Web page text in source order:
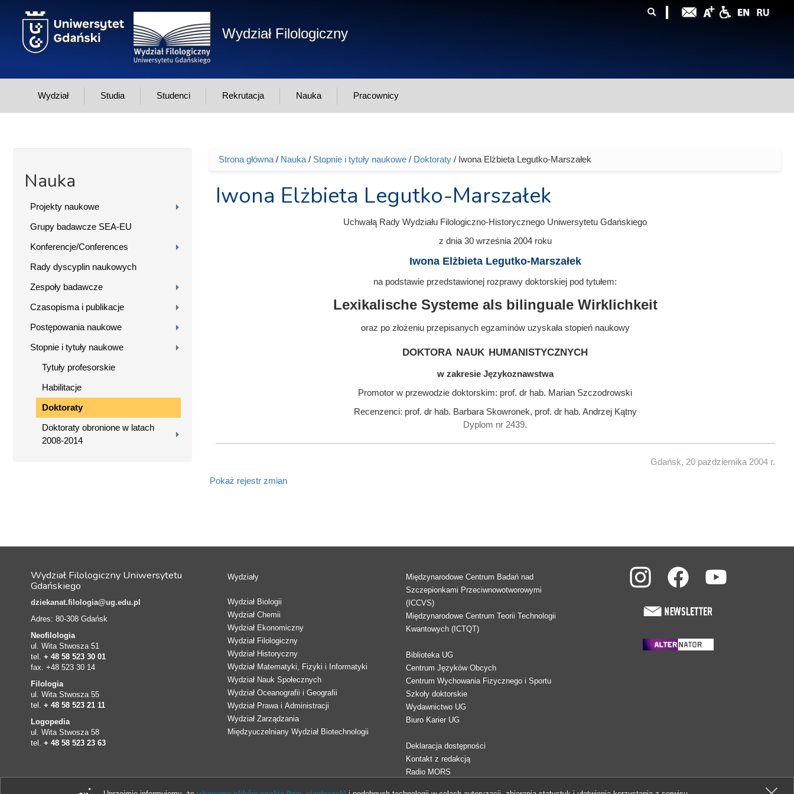
Wydział Filologiczny
Wydział Studia Studenci Rekrutacja Nauka Pracownicy
Nauka
Projekty naukowe
Grupy badawcze SEA-EU
Konferencje/Conferences
Rady dyscyplin naukowych
Zespoły badawcze
Czasopisma i publikacje
Postępowania naukowe
Stopnie i tytuły naukowe
Tytuły profesorskie
Habilitacje
Doktoraty
Doktoraty obronione w latach
2008-2014
Jesteś tutaj
Strona główna/ Nauka/ Stopnie i tytuły naukowe/ Doktoraty/ Iwona Elżbieta Legutko-Marszałek
Iwona Elżbieta Legutko-Marszałek
Uchwałą Rady Wydziału Filologiczno-Historycznego Uniwersytetu Gdańskiego
z dnia 30 września 2004roku
Iwona Elżbieta Legutko-Marszałek
na podstawie przedstawionej rozprawy doktorskiej pod tytułem:
Lexikalische Systeme als bilinguale Wirklichkeit
oraz po złożeniu przepisanych egzaminów uzyskała stopień naukowy
doktora nauk humanistycznych
w zakresie Językoznawstwa
Promotor w przewodzie doktorskim: prof. dr hab. Marian Szczodrowski
Recenzenci: prof. dr hab. Barbara Skowronek, prof. dr hab. Andrzej Kątny
Dyplom nr 2439.
Gdańsk, 20 października 2004 r.
Pokaż rejestr zmian
Wydział Filologiczny Uniwersytetu
Gdańskiego
dziekanat.filologia@ug.edu.pl
Adres: 80-308 Gdańsk
Neofilologia
ul. Wita Stwosza 51
tel. + 48 58 523 30 01
fax. +48 523 30 14
Filologia
ul. Wita Stwosza 55
tel. + 48 58 523 21 11
Logopedia
ul. Wita Stwosza 58
tel. + 48 58 523 23 63
Wydziały
Wydział Biologii
Wydział Chemii
Wydział Ekonomiczny
Wydział Filologiczny
Wydział Historyczny
Wydział Matematyki, Fizyki i Informatyki
Wydział Nauk Społecznych
Wydział Oceanografii i Geografii
Wydział Prawa i Administracji
Wydział Zarządzania
Międzyuczelniany Wydział Biotechnologii
Międzynarodowe Centrum Badań nad
Szczepionkami Przeciwnowotworowymi
(ICCVS)
Międzynarodowe Centrum Teorii Technologii
Kwantowych (ICTQT)
Biblioteka UG
Centrum Języków Obcych
Centrum Wychowania Fizycznego i Sportu
Szkoły doktorskie
Wydawnictwo UG
Biuro Karier UG
Deklaracja dostępności
Kontakt z redakcją
Radio MORS